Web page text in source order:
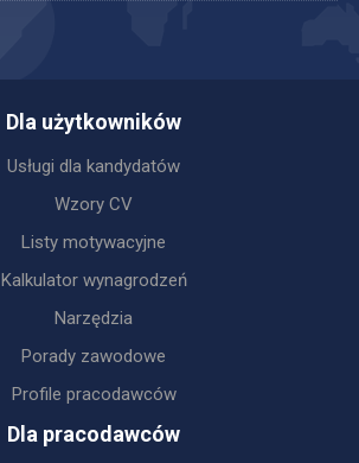
Dla użytkowników
Usługi dla kandydatów
Wzory CV
Listy motywacyjne
Kalkulator wynagrodzeń
Narzędzia
Porady zawodowe
Profile pracodawców
Dla pracodawców